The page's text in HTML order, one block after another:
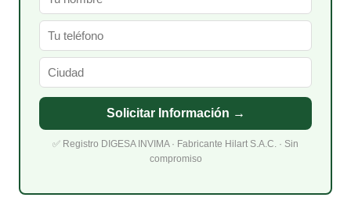
Solicitar Información →
✅ Registro DIGESA INVIMA · Fabricante Hilart S.A.C. · Sin
compromiso